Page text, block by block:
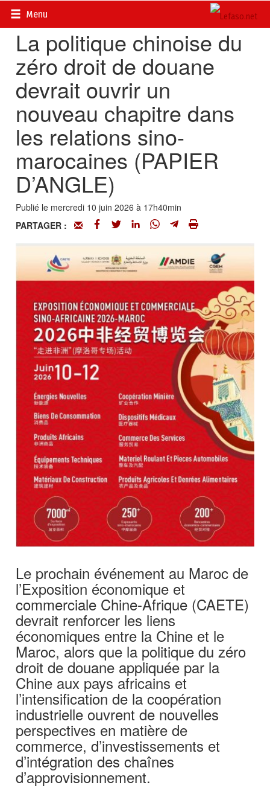
Menu
Accueil>
La politique chinoise du
zéro droit de douane
devrait ouvrir un
nouveau chapitre dans
les relations sino-
marocaines (PAPIER
D’ANGLE)
Publié le mercredi 10 juin 2026 à 17h40min
PARTAGER :
Le prochain événement au Maroc de
l’Exposition économique et
commerciale Chine-Afrique (CAETE)
devrait renforcer les liens
économiques entre la Chine et le
Maroc, alors que la politique du zéro
droit de douane appliquée par la
Chine aux pays africains et
l’intensification de la coopération
industrielle ouvrent de nouvelles
perspectives en matière de
commerce, d’investissements et
d’intégration des chaînes
d’approvisionnement.